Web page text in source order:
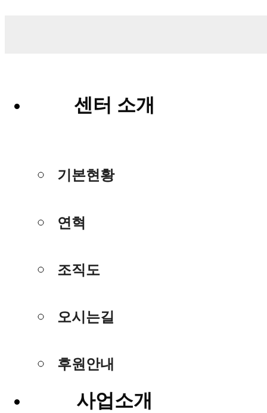
센터 소개
기본현황
연혁
조직도
오시는길
후원안내
사업소개